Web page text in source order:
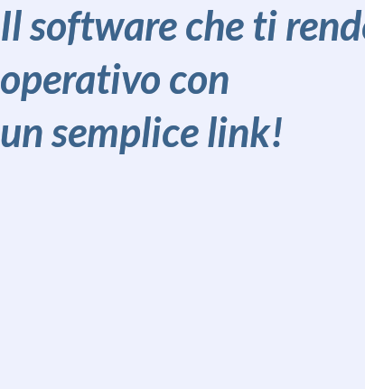
Il software che ti
operativo con
un semplice link!